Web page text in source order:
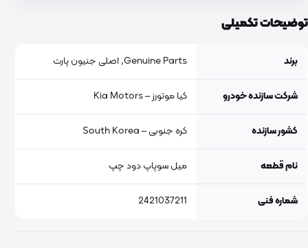
توضیحات تکمیلی
برند Genuine Parts, اصلی جنیون پارت
شرکت سازنده خودرو کیا موتورز – Kia Motors
کشور سازنده کره جنوبی – South Korea
نام قطعه میل سوپاپ دود چپ
شماره فنی 2421037211